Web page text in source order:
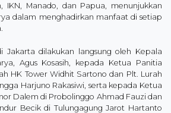
IKN, Manado, dan Papua, menunjukkan
dalam menghadirkan manfaat di setiap
Jakarta dilakukan langsung oleh Kepala
Agus Kosasih, kepada Ketua Panitia
HK Tower Widhit Sartono dan Plt. Lurah
Harjuno Rakasiwi, serta kepada Ketua
Dalem di Probolinggo Ahmad Fauzi dan
Becik di Tulungagung Jarot Hartanto